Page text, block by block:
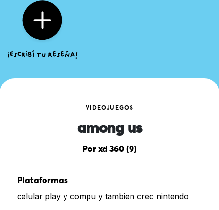
VIDEOJUEGOS
among us
Por xd 360 (9)
Plataformas
celular play y compu y tambien creo nintendo